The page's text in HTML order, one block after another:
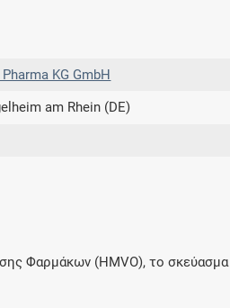
των συνδρομητικών
ενδείξεις και αγωγές για
KG GmbH
am Rhein (DE)
Φαρμάκων (HMVO), το σκεύασμα